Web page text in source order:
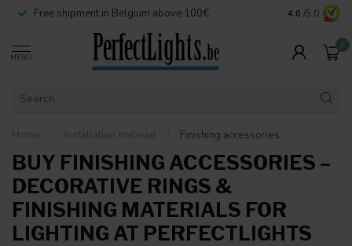
above 100€ Secure payment options 4.0 /5.0
MENU
0
Home Installation material Finishing accessories
BUY FINISHING ACCESSORIES –
DECORATIVE RINGS &
FINISHING MATERIALS FOR
LIGHTING AT PERFECTLIGHTS